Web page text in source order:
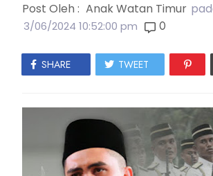
Post Oleh : Anak Watan Timur
3/06/2024 10:52:00 pm 0
SHARE TWEET